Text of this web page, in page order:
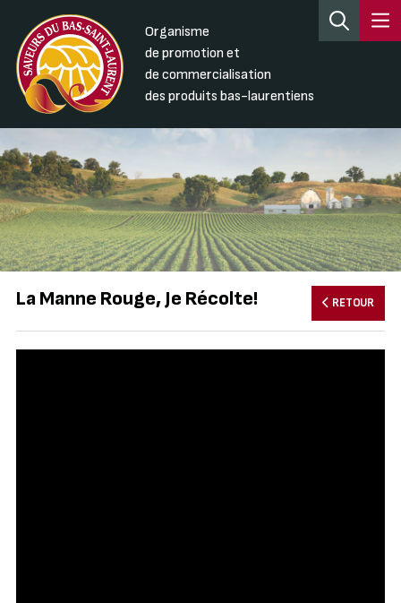
Organisme
de promotion et
de commercialisation
des produits bas-laurentiens
RETOUR
La Manne Rouge, Je Récolte!